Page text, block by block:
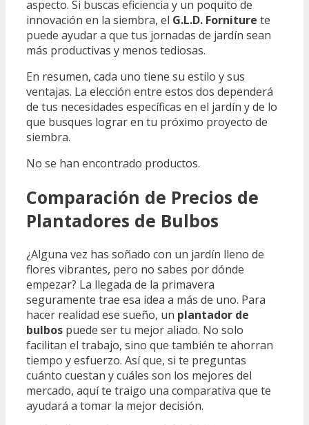
aspecto. Si buscas eficiencia y un poquito de
innovación en la siembra, el G.L.D. Forniture te
puede ayudar a que tus jornadas de jardín sean
más productivas y menos tediosas.
En resumen, cada uno tiene su estilo y sus
ventajas. La elección entre estos dos dependerá
de tus necesidades específicas en el jardín y de lo
que busques lograr en tu próximo proyecto de
siembra.
No se han encontrado productos.
Comparación de Precios de
Plantadores de Bulbos
¿Alguna vez has soñado con un jardín lleno de
flores vibrantes, pero no sabes por dónde
empezar? La llegada de la primavera
seguramente trae esa idea a más de uno. Para
hacer realidad ese sueño, un plantador de
bulbos puede ser tu mejor aliado. No solo
facilitan el trabajo, sino que también te ahorran
tiempo y esfuerzo. Así que, si te preguntas
cuánto cuestan y cuáles son los mejores del
mercado, aquí te traigo una comparativa que te
ayudará a tomar la mejor decisión.